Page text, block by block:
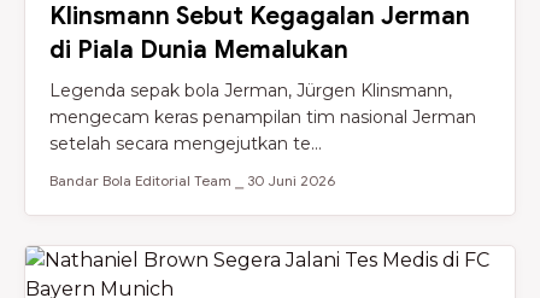
Klinsmann Sebut Kegagalan Jerman
di Piala Dunia Memalukan
Legenda sepak bola Jerman, Jürgen Klinsmann,
mengecam keras penampilan tim nasional Jerman
setelah secara mengejutkan te...
Bandar Bola Editorial Team ⎯ 30 Juni 2026